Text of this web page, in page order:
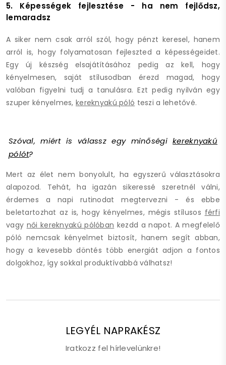
5. Képességek fejlesztése - ha nem fejlődsz,
lemaradsz
A siker nem csak arról szól, hogy pénzt keresel, hanem
arról is, hogy folyamatosan fejleszted a képességeidet.
Egy új készség elsajátításához pedig az kell, hogy
kényelmesen, saját stílusodban érezd magad, hogy
valóban figyelni tudj a tanulásra. Ezt pedig nyilván egy
szuper kényelmes,kereknyakú póló teszi a lehetővé.
Szóval, miért is válassz egy minőségikereknyakú
pólót?
Mert az élet nem bonyolult, ha egyszerű választásokra
alapozod. Tehát, ha igazán sikeressé szeretnél válni,
érdemes a napi rutinodat megtervezni - és ebbe
beletartozhat az is, hogy kényelmes, mégis stílusos férfi
vagy női kereknyakú pólóban kezdd a napot. A megfelelő
póló nemcsak kényelmet biztosít, hanem segít abban,
hogy a kevesebb döntés több energiát adjon a fontos
dolgokhoz, így sokkal produktívabbá válhatsz!
LEGYÉL NAPRAKÉSZ
Iratkozz fel hírlevelünkre!